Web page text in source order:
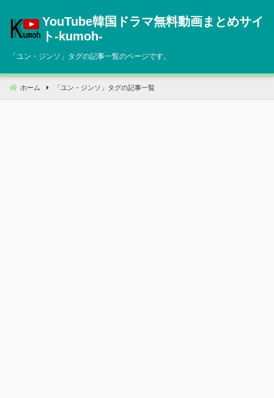
へ
動
YouTube韓国ドラマ無料動画まとめサイ
ト‐kumoh‐
「 ユン・ジンソ 」タグの記事一覧のページです。
ホーム 「 ユン・ジンソ 」タグの記事一覧